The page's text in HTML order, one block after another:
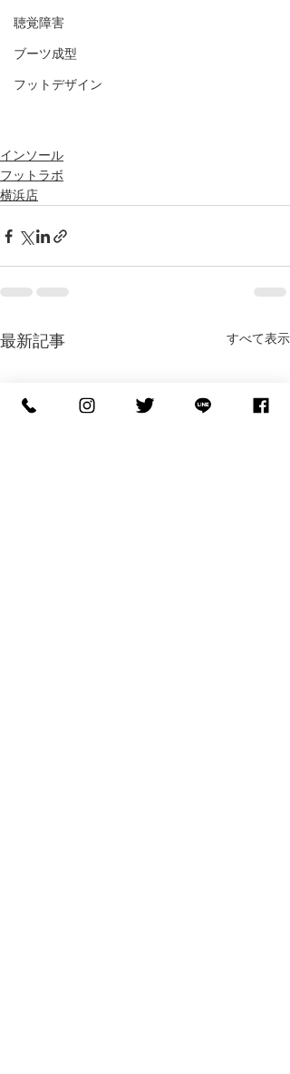
聴覚障害
ブーツ成型
フットデザイン
インソール
フットラボ
横浜店
最新記事 すべて表示